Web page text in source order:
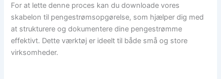
For at lette denne proces kan du downloade vores
skabelon til pengestrømsopgørelse, som hjælper dig med
at strukturere og dokumentere dine pengestrømme
effektivt. Dette værktøj er ideelt til både små og store
virksomheder.